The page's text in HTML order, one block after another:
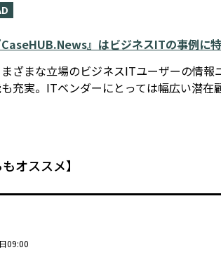
CaseHUB.News』はビジネスITの事例に
ざまな立場のビジネスITユーザーの情
充実。ITベンダーにとっては幅広い潜在
もオススメ】
09:00